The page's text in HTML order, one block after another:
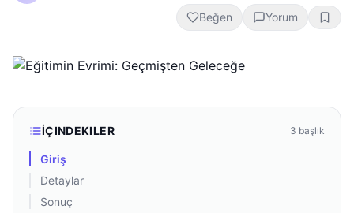
Beğen Yorum
İÇINDEKILER 3 başlık
Giriş
Detaylar
Sonuç